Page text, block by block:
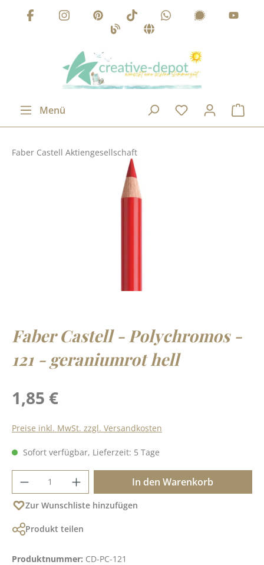
Zum Hauptinhalt springen
Menü
Faber Castell Aktiengesellschaft
Faber Castell - Polychromos -
121 - geraniumrot hell
Regulärer Preis:
1,85 €
Preise inkl. MwSt. zzgl. Versandkosten
Sofort verfügbar, Lieferzeit: 5 Tage
Produkt Anzahl: Gib den gewünschten
In den Warenkorb
Zur Wunschliste hinzufügen
Produkt teilen
Produktnummer: CD-PC-121